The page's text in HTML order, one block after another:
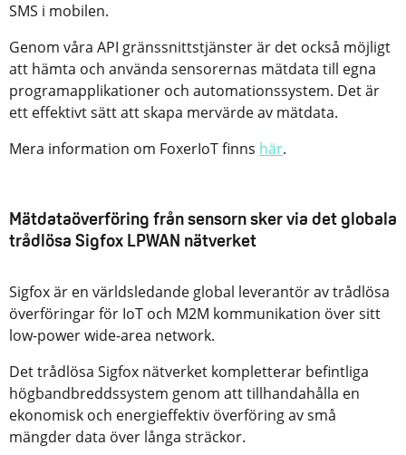
SMS i mobilen.
Genom våra API gränssnittstjänster är det också möjligt
att hämta och använda sensorernas mätdata till egna
programapplikationer och automationssystem. Det är
ett effektivt sätt att skapa mervärde av mätdata.
Mera information om FoxerIoT finns här.
Mätdataöverföring från sensorn sker via det globala
trådlösa Sigfox LPWAN nätverket
Sigfox är en världsledande global leverantör av trådlösa
överföringar för IoT och M2M kommunikation över sitt
low-power wide-area network.
Det trådlösa Sigfox nätverket kompletterar befintliga
högbandbreddssystem genom att tillhandahålla en
ekonomisk och energieffektiv överföring av små
mängder data över långa sträckor.